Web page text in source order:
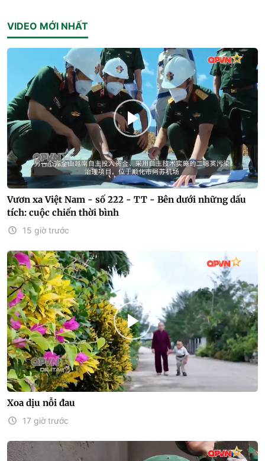
VIDEO MỚI NHẤT
Vươn xa Việt Nam - số 222 - TT - Bên dưới những dấu
tích: cuộc chiến thời bình
15 giờ trước
Xoa dịu nỗi đau
17 giờ trước